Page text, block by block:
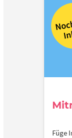
Füge